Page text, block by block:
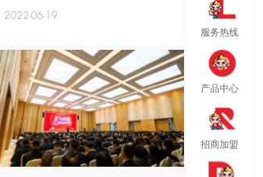
2022-06-19
服务热线
产品中心
招商加盟